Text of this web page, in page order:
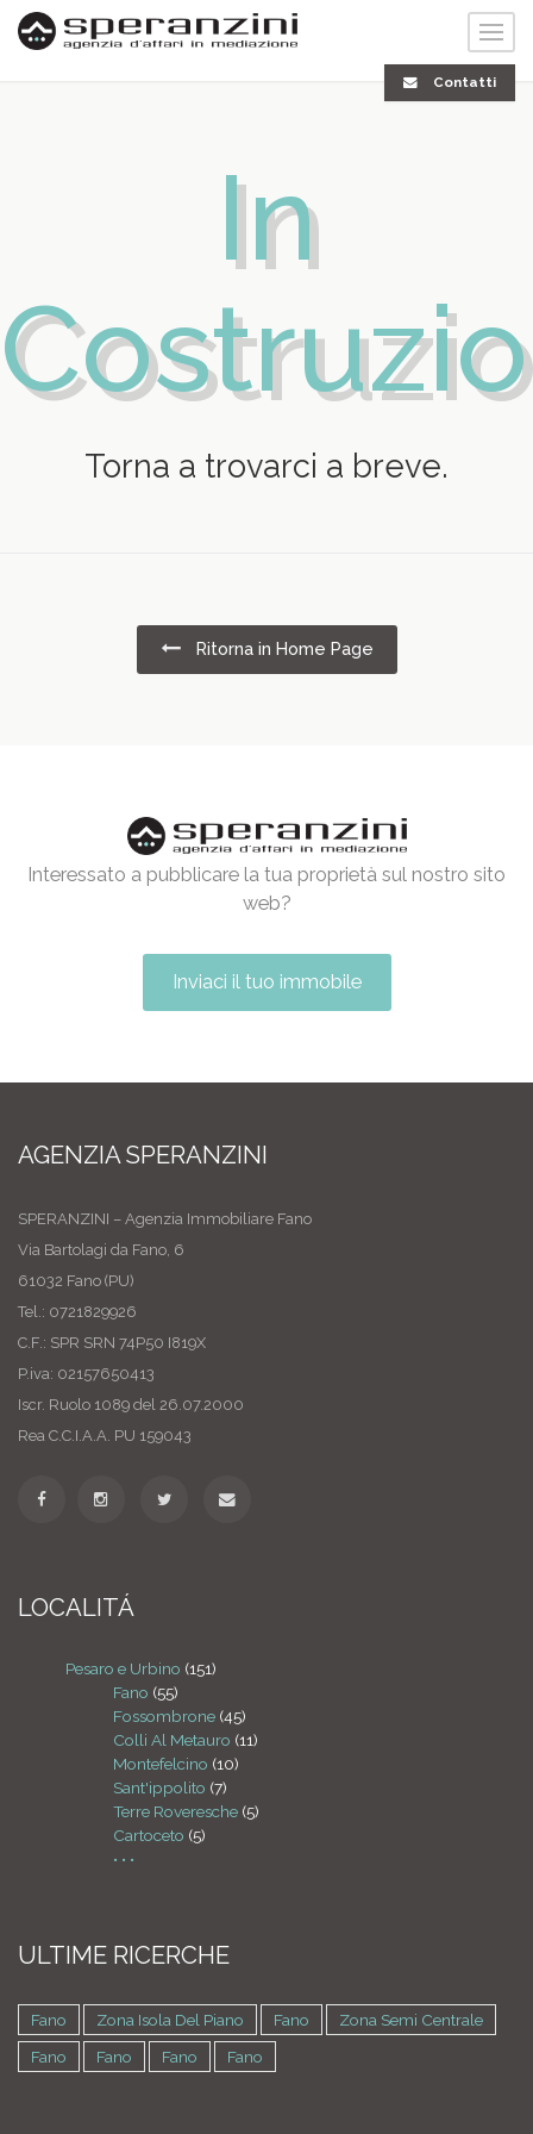
Contatti
In
Torna a trovarci a breve.
Ritorna in Home Page
Interessato a pubblicare la tua proprietà sul nostro sito
web?
Inviaci il tuo immobile
AGENZIA SPERANZINI
SPERANZINI – Agenzia Immobiliare Fano
Via Bartolagi da Fano, 6
61032 Fano (PU)
Tel.: 0721829926
C.F.: SPR SRN 74P50 I819X
P.iva: 02157650413
Iscr. Ruolo 1089 del 26.07.2000
Rea C.C.I.A.A. PU 159043
LOCALITÁ
Pesaro e Urbino (151)
Fano (55)
Fossombrone (45)
Colli Al Metauro (11)
Montefelcino (10)
Sant'ippolito (7)
Terre Roveresche (5)
Cartoceto (5)
• • •
ULTIME RICERCHE
Fano Zona Isola Del Piano Fano
Zona Semi Centrale
Fano
Fano Fano Fano